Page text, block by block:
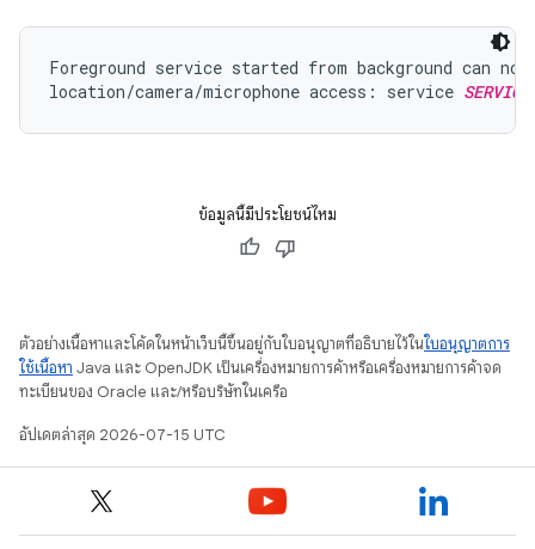
Foreground service started from background can
location/camera/microphone access: service
ข้อมูลนี้มีประโยชน์ไหม
ตัวอย่างเนื้อหาและโค้ดในหน้าเว็บนี้ขึ้นอยู่กับใบอนุญาตที่อธิบายไว้ในใบอนุญาตการ
ใช้เนื้อหา Java และ OpenJDK เป็นเครื่องหมายการค้าหรือเครื่องหมายการค้าจด
ทะเบียนของ Oracle และ/หรือบริษัทในเครือ
อัปเดตล่าสุด 2026-07-15 UTC